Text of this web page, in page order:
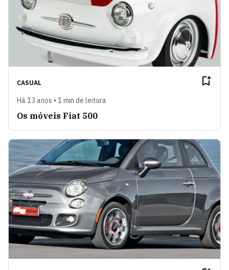
CASUAL
Há 13 anos • 1 min de leitura
Os móveis Fiat 500